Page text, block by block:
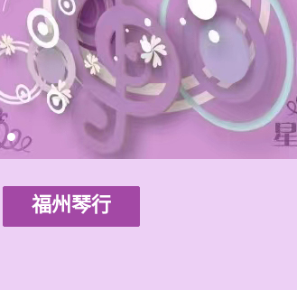
福州琴行